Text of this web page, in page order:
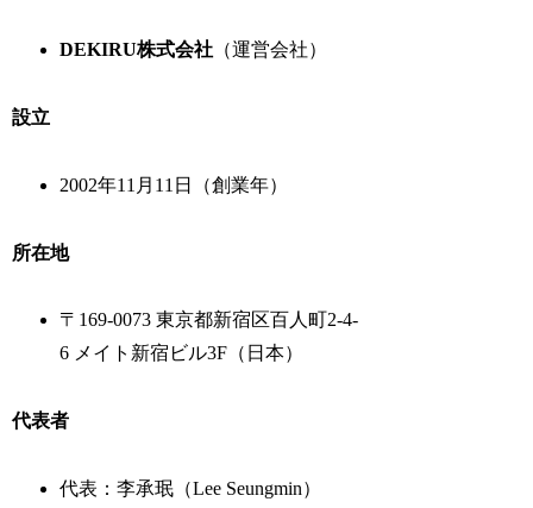
DEKIRU株式会社 （運営会社）
設立
2002年11月11日（創業年）
所在地
〒169-0073 東京都新宿区百人町2-4-
6 メイト新宿ビル3F（日本）
代表者
代表：李承珉（Lee Seungmin）